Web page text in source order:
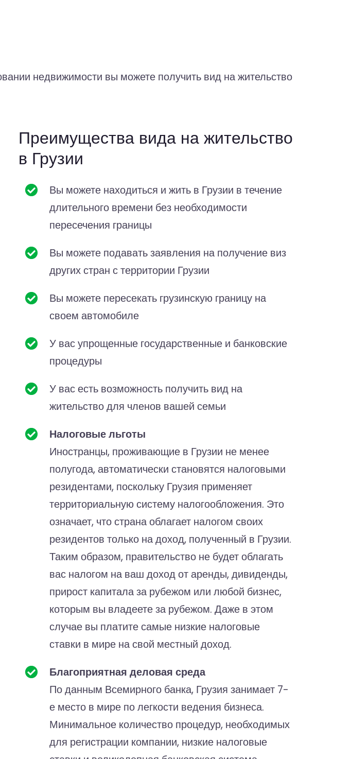
недвижимости вы можете получить вид на жительство
Преимущества вида на жительство
в Грузии
Вы можете находиться и жить в Грузии в течение
длительного времени без необходимости
пересечения границы
Вы можете подавать заявления на получение виз
других стран с территории Грузии
Вы можете пересекать грузинскую границу на
своем автомобиле
У вас упрощенные государственные и банковские
процедуры
У вас есть возможность получить вид на
жительство для членов вашей семьи
Налоговые льготы
Иностранцы, проживающие в Грузии не менее
полугода, автоматически становятся налоговыми
резидентами, поскольку Грузия применяет
территориальную систему налогообложения. Это
означает, что страна облагает налогом своих
резидентов только на доход, полученный в Грузии.
Таким образом, правительство не будет облагать
вас налогом на ваш доход от аренды, дивиденды,
прирост капитала за рубежом или любой бизнес,
которым вы владеете за рубежом. Даже в этом
случае вы платите самые низкие налоговые
ставки в мире на свой местный доход.
Благоприятная деловая среда
По данным Всемирного банка, Грузия занимает 7-
е место в мире по легкости ведения бизнеса.
Минимальное количество процедур, необходимых
для регистрации компании, низкие налоговые